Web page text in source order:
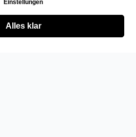
Einstellungen
Alles klar